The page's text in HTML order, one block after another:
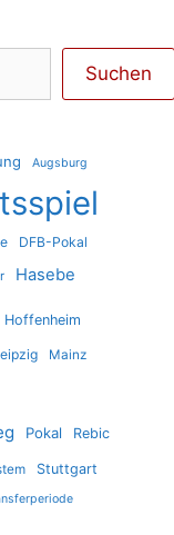
Suchen
Augsburg
DFB-Pokal
Hasebe
Hoffenheim
Mainz
Pokal Rebic
Stuttgart